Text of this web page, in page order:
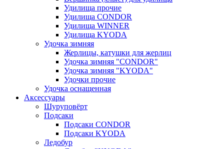
Удилищa прочие
Удилища CONDOR
Удилища WINNER
Удилища KYODA
Удочка зимняя
Жерлицы, катушки для жерлиц
Удочка зимняя "CONDOR"
Удочка зимняя "KYODA"
Удочки прочие
Удочка оснащенная
Аксессуары
Шуруповёрт
Подсаки
Подсаки CONDOR
Подсаки KYODA
Ледобур